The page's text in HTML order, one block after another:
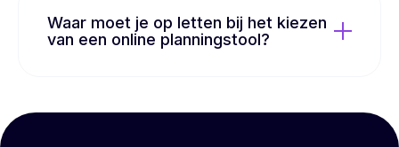
Waar moet je op letten bij het kiezen
van een online planningstool?